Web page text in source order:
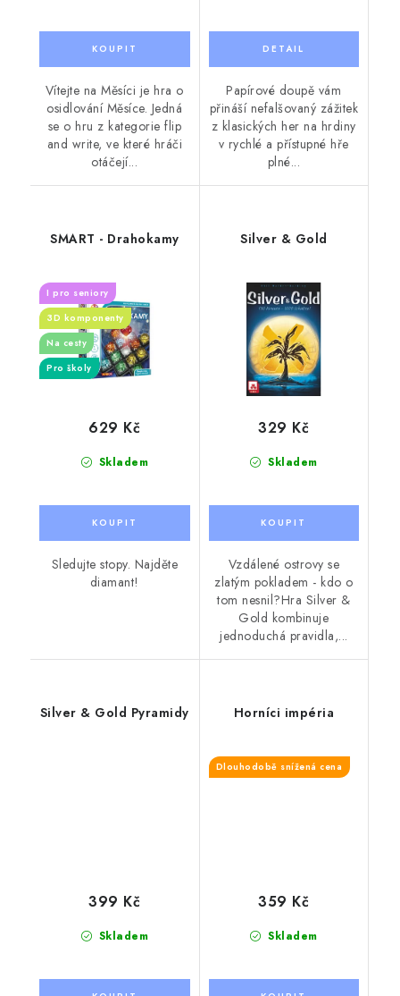
Vítejte na Měsíci je hra o
osidlování Měsíce. Jedná
se o hru z kategorie flip
and write, ve které hráči
otáčejí...
Papírové doupě vám
přináší nefalšovaný zážitek
z klasických her na hrdiny
v rychlé a přístupné hře
plné...
SMART - Drahokamy
I pro seniory
3D komponenty
Na cesty
Pro školy
Skladem
629 Kč
Sledujte stopy. Najděte
diamant!
Silver & Gold
Skladem
329 Kč
Vzdálené ostrovy se
zlatým pokladem - kdo o
tom nesnil?Hra Silver &
Gold kombinuje
jednoduchá pravidla,...
Silver & Gold Pyramidy
Skladem
399 Kč
Horníci impéria
Dlouhodobě snížená cena
Skladem
359 Kč